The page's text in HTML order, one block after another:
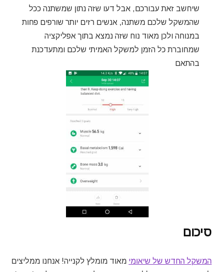
שיחשב זאת עבורכם, אבל דעו שזה נתון שמשתנה ככל
שהמשקל שלכם משתנה, אנשים רזים יותר שורפים פחות
במנוחה ולכן מאוד נוח שזה נמצא בתוך אפליקציה
שמחוברת כל הזמן למשקל האמיתי שלכם ומתעדכנת
בהתאם
סיכום
המשקל החדש של שיאומי מאוד מומלץ לקנייה! אנחנו ממליצים